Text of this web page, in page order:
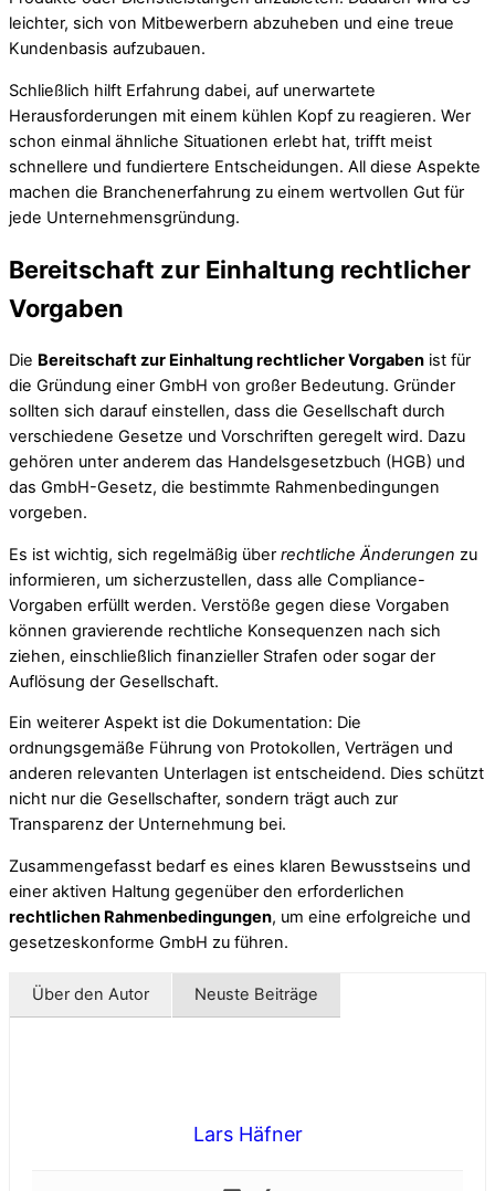
leichter, sich von Mitbewerbern abzuheben und eine treue
Kundenbasis aufzubauen.
Schließlich hilft Erfahrung dabei, auf unerwartete
Herausforderungen mit einem kühlen Kopf zu reagieren. Wer
schon einmal ähnliche Situationen erlebt hat, trifft meist
schnellere und fundiertere Entscheidungen. All diese Aspekte
machen die Branchenerfahrung zu einem wertvollen Gut für
jede Unternehmensgründung.
Bereitschaft zur Einhaltung rechtlicher
Vorgaben
Die Bereitschaft zur Einhaltung rechtlicher Vorgaben ist für
die Gründung einer GmbH von großer Bedeutung. Gründer
sollten sich darauf einstellen, dass die Gesellschaft durch
verschiedene Gesetze und Vorschriften geregelt wird. Dazu
gehören unter anderem das Handelsgesetzbuch (HGB) und
das GmbH-Gesetz, die bestimmte Rahmenbedingungen
vorgeben.
Es ist wichtig, sich regelmäßig über rechtliche Änderungen zu
informieren, um sicherzustellen, dass alle Compliance-
Vorgaben erfüllt werden. Verstöße gegen diese Vorgaben
können gravierende rechtliche Konsequenzen nach sich
ziehen, einschließlich finanzieller Strafen oder sogar der
Auflösung der Gesellschaft.
Ein weiterer Aspekt ist die Dokumentation: Die
ordnungsgemäße Führung von Protokollen, Verträgen und
anderen relevanten Unterlagen ist entscheidend. Dies schützt
nicht nur die Gesellschafter, sondern trägt auch zur
Transparenz der Unternehmung bei.
Zusammengefasst bedarf es eines klaren Bewusstseins und
einer aktiven Haltung gegenüber den erforderlichen
rechtlichen Rahmenbedingungen, um eine erfolgreiche und
gesetzeskonforme GmbH zu führen.
Über den Autor Neuste Beiträge
Lars Häfner